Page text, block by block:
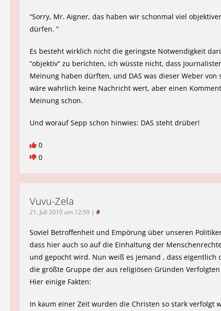
“Sorry, Mr. Aigner, das haben wir schonmal viel
dürfen. ”
Es besteht wirklich nicht die geringste Notwendigkeit
“objektiv” zu berichten, ich wüsste nicht, dass
Meinung haben dürften, und DAS was dieser Weber von
wäre wahrlich keine Nachricht wert, aber einen
Meinung schon.
Und worauf Sepp schon hinwies: DAS steht drüber!
0
0
Vuvu-Zela
21. Juli 2010 um 12:59 | #
Soviel Betroffenheit und Empörung über unseren
dass hier auch so auf die Einhaltung der
und gepocht wird. Nun weiß es jemand , dass eigentlich
die größte Gruppe der aus religiösen Gründen Verfolgten
Hier einige Fakten:
In kaum einer Zeit wurden die Christen so stark verfolgt